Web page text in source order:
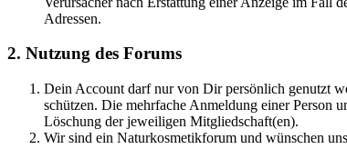
Adressen.
2. Nutzung des Forums
Dein Account darf nur von Dir persönlich genutzt
schützen. Die mehrfache Anmeldung einer Person
Löschung der jeweiligen Mitgliedschaft(en).
Wir sind ein Naturkosmetikforum und wünschen